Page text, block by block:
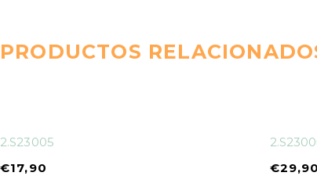
PRODUCTOS
2.S23005
€17,90
€29,90